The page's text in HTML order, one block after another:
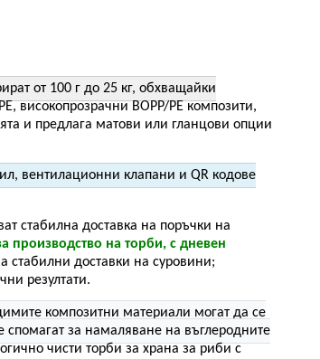
от 100 г до 25 кг, обхващайки
високопрозрачни BOPP/PE композити,
и предлага матови или гланцови опции
вентилационни клапани и QR кодове
стабилна доставка на поръчки на
производство на торби, с дневен
стабилни доставки на суровини;
резултати.
композитни материали могат да се
спомагат за намаляване на въглеродните
чисти торби за храна за риби с